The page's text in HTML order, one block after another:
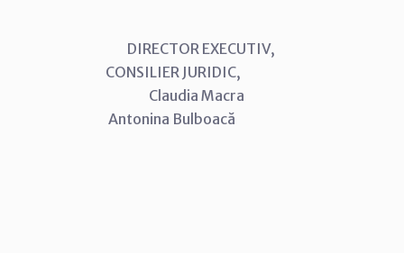
DIRECTOR EXECUTIV,
CONSILIER JURIDIC,
Claudia Macra
Antonina Bulboacă